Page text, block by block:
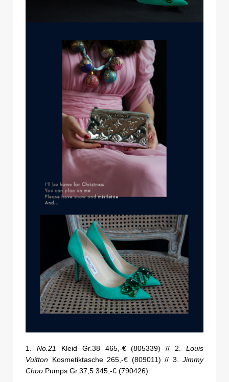
1. No.21 Kleid Gr.38 465,-€ (805339) // 2. Louis
Vuitton Kosmetiktasche 265,-€ (809011) // 3. Jimmy
Choo Pumps Gr.37,5 345,-€ (790426)